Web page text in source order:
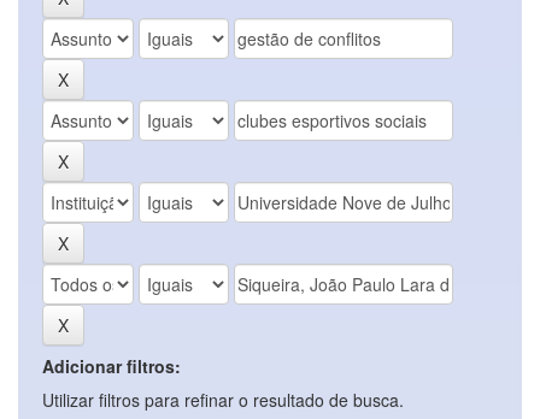
Adicionar filtros:
Utilizar filtros para refinar o resultado de busca.